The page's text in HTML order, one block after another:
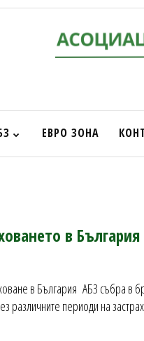
ЕВРО ЗОНА
в
в България АБЗ събра в
различните периоди на